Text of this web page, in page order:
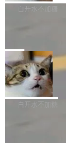
部搭载骁龙8 Elite
mits」——软件是在
是把这段空隙补上
aDB 捕获 commit
析）披露的最新分
微软同期总资本开
bet、微软以及
ceXAI的资金消耗速
撑庞大支出的资金
貌。数据显示，微
白开水不加糖
一个在终端里运行
1.2，驱动这个
你可以用 curl -
sh | bash 安装一个
代码、验证结果的
局
美团开源
准 AI 能力认知
机器出题的前提，
构建流程可以分为
白开水不加糖